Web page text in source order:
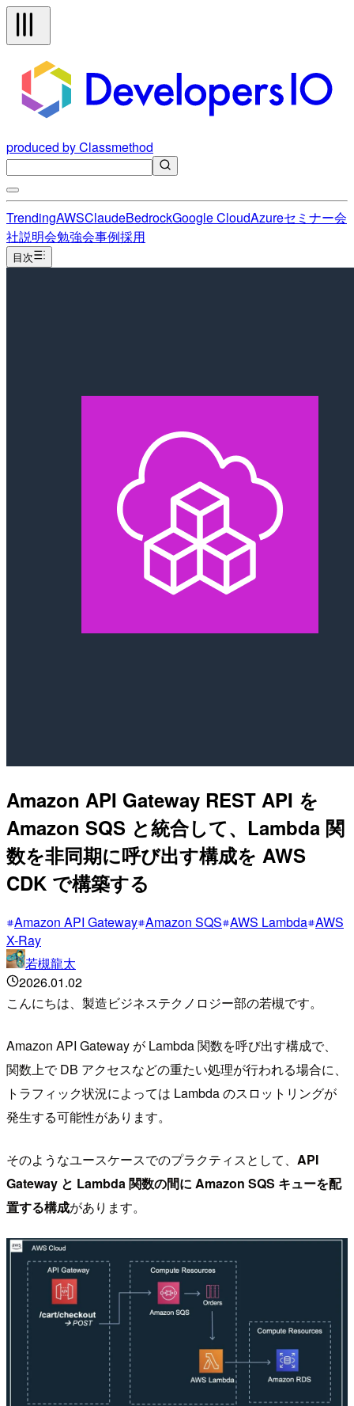
produced by Classmethod
TrendingAWSClaudeBedrockGoogle CloudAzureセミナー会
社説明会勉強会事例採用
目次
Amazon API Gateway REST API を
Amazon SQS と統合して、Lambda 関
数を非同期に呼び出す構成を AWS
CDK で構築する
Amazon API Gateway Amazon SQS AWS Lambda AWS
X-Ray
若槻龍太
2026.01.02
こんにちは、製造ビジネステクノロジー部の若槻です。
Amazon API Gateway が Lambda 関数を呼び出す構成で、
関数上で DB アクセスなどの重たい処理が行われる場合に、
トラフィック状況によっては Lambda のスロットリングが
発生する可能性があります。
そのようなユースケースでのプラクティスとして、 API
Gateway と Lambda 関数の間に Amazon SQS キューを配
置する構成があります。